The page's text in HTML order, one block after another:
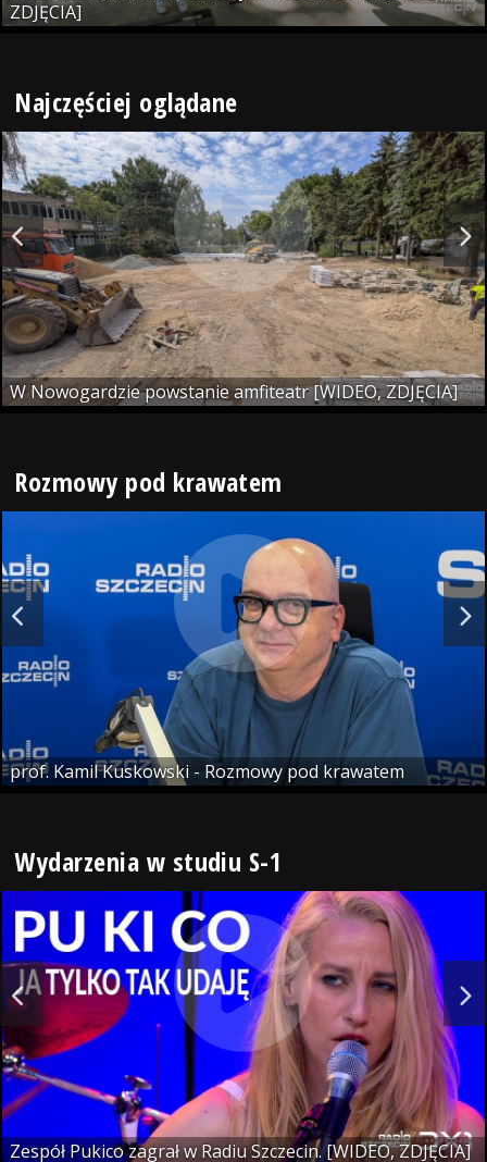
ZDJĘCIA]
Najczęściej oglądane
W Nowogardzie powstanie amfiteatr [WIDEO, ZDJĘCIA]
Rozmowy pod krawatem
prof. Kamil Kuskowski - Rozmowy pod krawatem
Wydarzenia w studiu S-1
Zespół Pukico zagrał w Radiu Szczecin. [WIDEO, ZDJĘCIA]